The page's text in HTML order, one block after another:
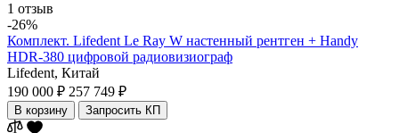
1 отзыв
-26%
Комплект. Lifedent Le Ray W настенный рентген + Handy
HDR-380 цифровой радиовизиограф
Lifedent, Китай
190 000 ₽ 257 749 ₽
В корзину Запросить КП